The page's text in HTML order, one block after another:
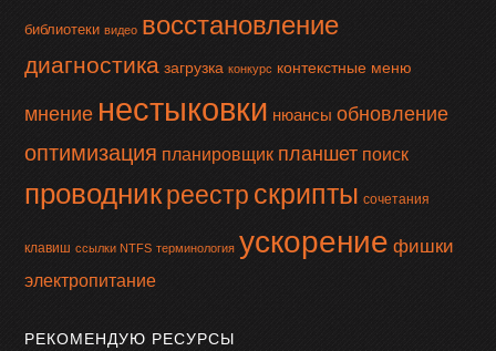
библиотеки видео восстановление
диагностика загрузка конкурс контекстные меню
мнение нестыковки нюансы обновление
оптимизация планировщик планшет поиск
проводникреестр скрипты сочетания
клавиш ссылки NTFS терминология ускорение фишки
электропитание
РЕКОМЕНДУЮ РЕСУРСЫ